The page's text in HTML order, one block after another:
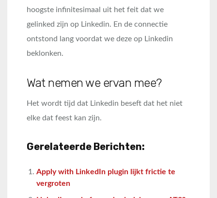
hoogste infinitesimaal uit het feit dat we
gelinked zijn op Linkedin. En de connectie
ontstond lang voordat we deze op Linkedin
beklonken.
Wat nemen we ervan mee?
Het wordt tijd dat Linkedin beseft dat het niet
elke dat feest kan zijn.
Gerelateerde Berichten:
Apply with LinkedIn plugin lijkt frictie te
vergroten